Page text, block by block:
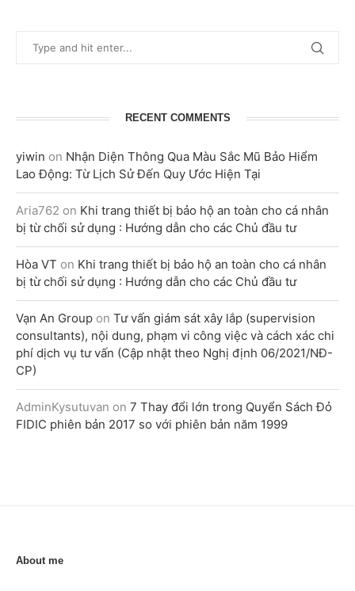
RECENT COMMENTS
yiwin on Nhận Diện Thông Qua Màu Sắc Mũ Bảo Hiểm
Lao Động: Từ Lịch Sử Đến Quy Ước Hiện Tại
Aria762 on Khi trang thiết bị bảo hộ an toàn cho cá nhân
bị từ chối sử dụng : Hướng dẫn cho các Chủ đầu tư
Hòa VT on Khi trang thiết bị bảo hộ an toàn cho cá nhân
bị từ chối sử dụng : Hướng dẫn cho các Chủ đầu tư
Vạn An Group on Tư vấn giám sát xây lắp (supervision
consultants), nội dung, phạm vi công việc và cách xác chi
phí dịch vụ tư vấn (Cập nhật theo Nghị định 06/2021/NĐ-
CP)
AdminKysutuvan on 7 Thay đổi lớn trong Quyển Sách Đỏ
FIDIC phiên bản 2017 so với phiên bản năm 1999
About me